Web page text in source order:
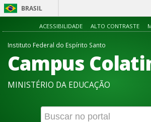
BRASIL
Acesso
ACESSIBILIDADE ALTO CONTRASTE
Instituto Federal do Espírito Santo
Campus
MINISTÉRIO DA EDUCAÇÃO